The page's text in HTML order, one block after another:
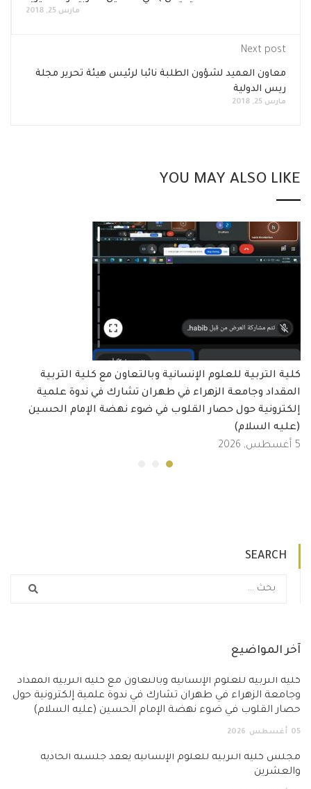
مارس 25, 2018
Next post
معاون العميد لشؤون الطلبة نائبا لرئيس هيئة تحرير مجلة
ريس الدولية
مارس 25, 2018
YOU MAY ALSO LIKE
كلية التربية للعلوم الإنسانية وبالتعاون مع كلية التربية
المقداد وجامعة الزهراء في طهران تشارك في ندوة علمية
إلكترونية حول حصار القلوب في ضوء نهضة الإمام الحسين
(عليه السلام)
5 أغسطس, 2026
SEARCH
آخر المواضيع
كلية التربية للعلوم الإنسانية وبالتعاون مع كلية التربية المقداد
وجامعة الزهراء في طهران تشارك في ندوة علمية إلكترونية حول
حصار القلوب في ضوء نهضة الإمام الحسين (عليه السلام)
05 أغسطس 2026
مجلس كلية التربية للعلوم الإنسانية يعقد جلسته الحادية
والعشرين